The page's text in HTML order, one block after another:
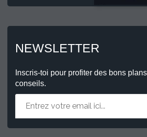
NEWSLETTER
Inscris-toi pour profiter des bons
conseils.